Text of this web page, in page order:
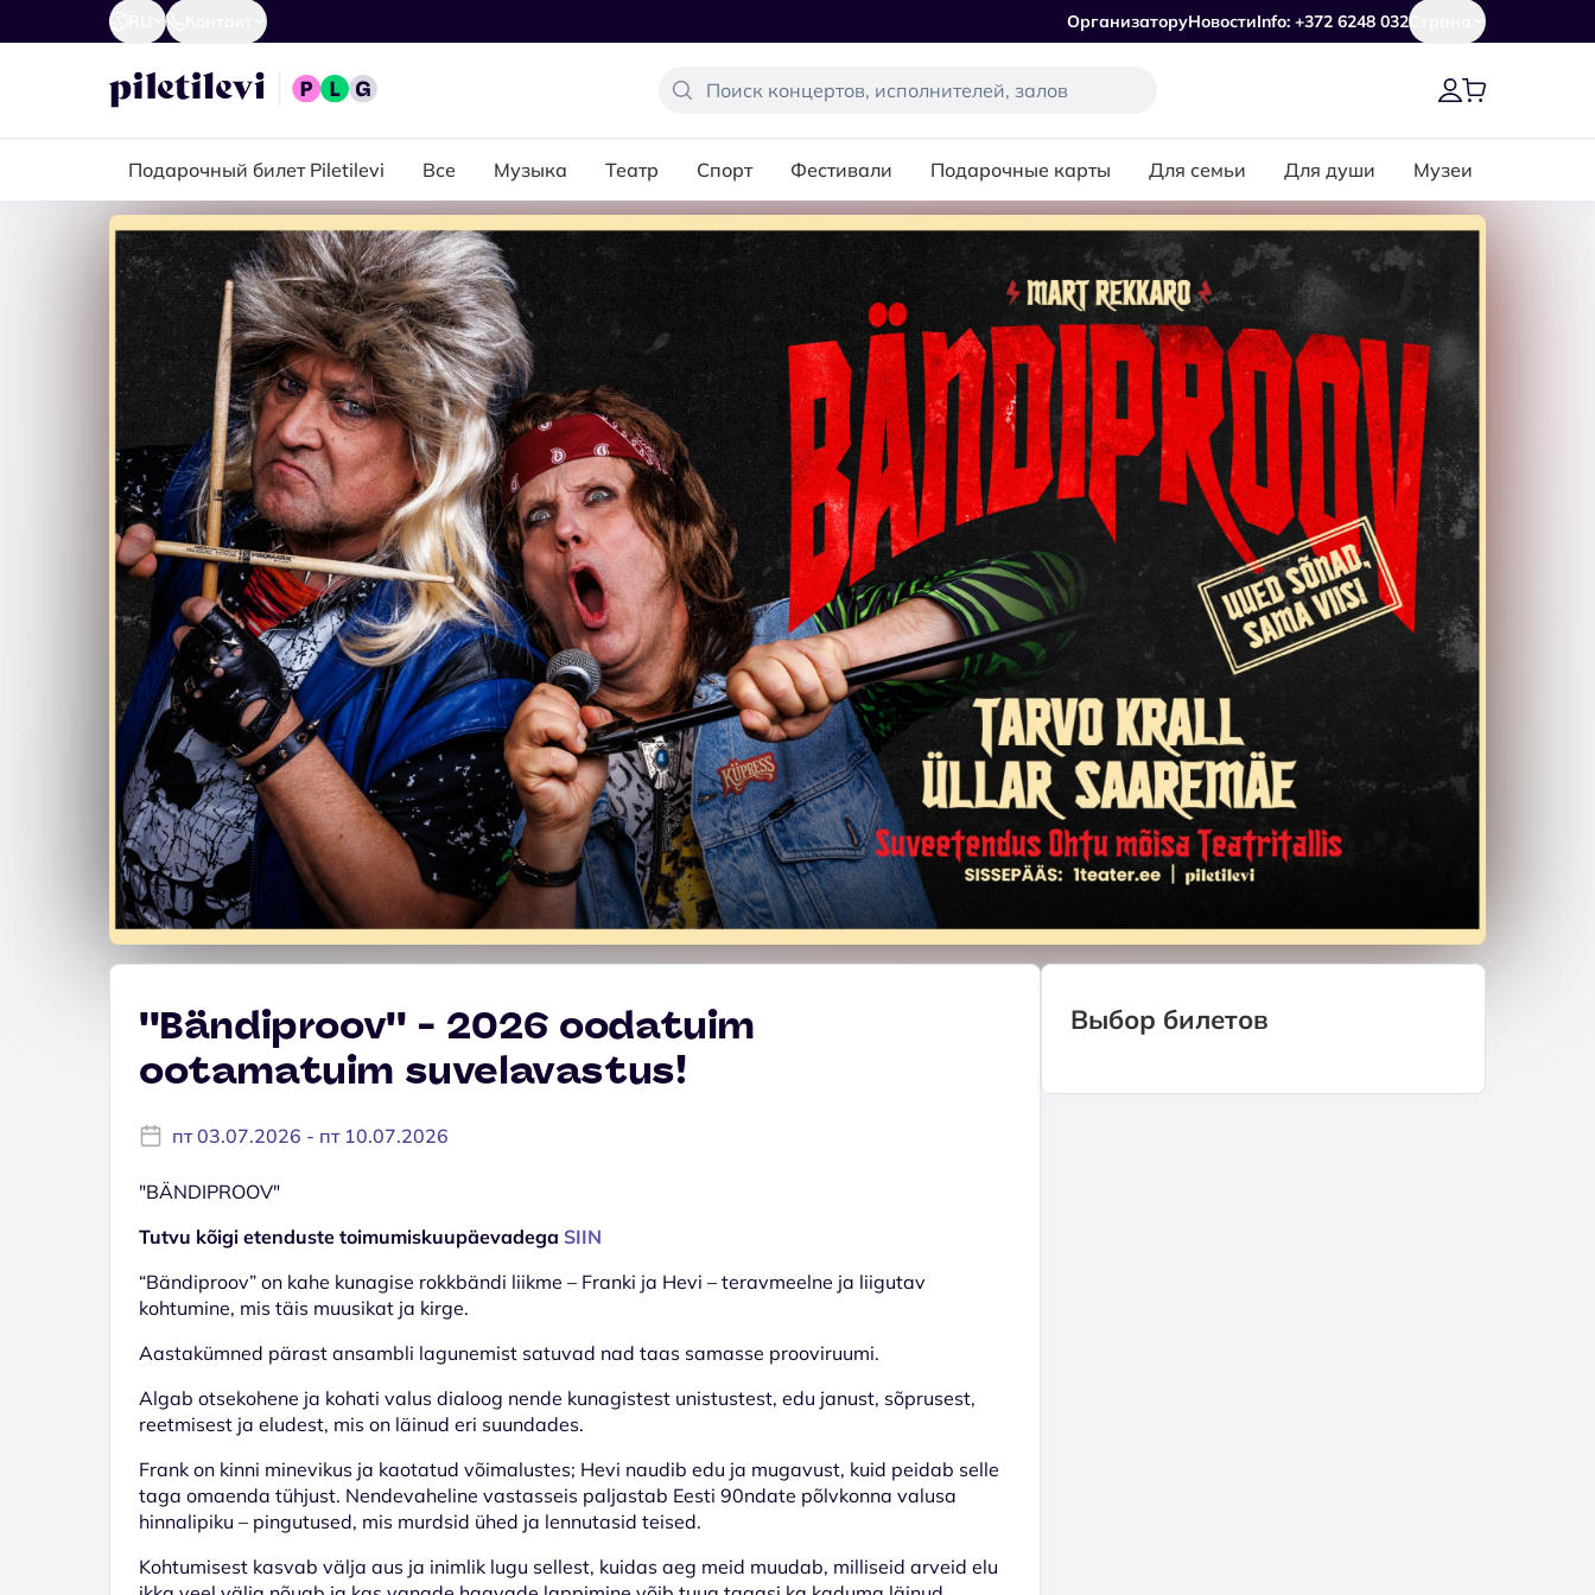
ОрганизаторуНовостиInfo: +372 6248 032Страна
Подарочный билет Piletilevi Все Музыка Театр Спорт Фестивали Подарочные карты Для семьи Для души Музеи
''Bändiproov'' - 2026 oodatuim
ootamatuim suvelavastus!
пт 03.07.2026 - пт 10.07.2026
"BÄNDIPROOV"
Tutvu kõigi etenduste toimumiskuupäevadega SIIN
“Bändiproov” on kahe kunagise rokkbändi liikme – Franki ja Hevi – teravmeelne ja liigutav
kohtumine, mis täis muusikat ja kirge.
Aastakümned pärast ansambli lagunemist satuvad nad taas samasse prooviruumi.
Algab otsekohene ja kohati valus dialoog nende kunagistest unistustest, edu janust, sõprusest,
reetmisest ja eludest, mis on läinud eri suundades.
Frank on kinni minevikus ja kaotatud võimalustes; Hevi naudib edu ja mugavust, kuid peidab selle
taga omaenda tühjust. Nendevaheline vastasseis paljastab Eesti 90ndate põlvkonna valusa
hinnalipiku – pingutused, mis murdsid ühed ja lennutasid teised.
Kohtumisest kasvab välja aus ja inimlik lugu sellest, kuidas aeg meid muudab, milliseid arveid elu
Выбор билетов